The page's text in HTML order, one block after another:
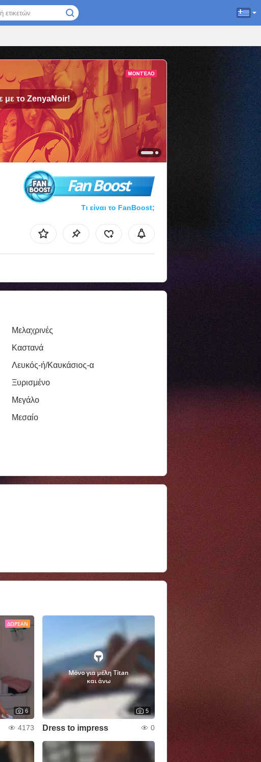
με το ZenyaNoir!
Fan Boost
Τι είναι το FanBoost;
Μελαχρινές
Καστανά
Λευκός-ή/Καυκάσιος-α
Ξυρισμένο
Μεγάλο
Μεσαίο
ΔΩΡΕΆΝ
6
4173
Μόνο για μέλη Titan
και άνω
5
Dress to impress 0